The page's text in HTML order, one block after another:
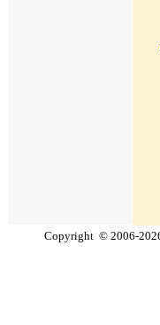
Copyright © 2006-